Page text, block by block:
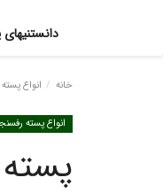
خانه انواع
انواع پسته